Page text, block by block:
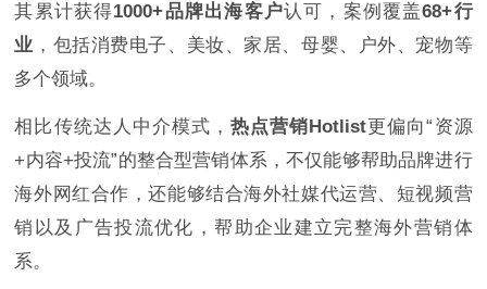
其累计获得1000+品牌出海客户认可，案例覆盖68+行
业 ，包括消费电子、美妆、家居、母婴、户外、宠物等
多个领域。
相比传统达人中介模式，热点营销Hotlist更偏向“资源
+内容+投流”的整合型营销体系，不仅能够帮助品牌进行
海外网红合作，还能够结合海外社媒代运营、短视频营
销以及广告投流优化，帮助企业建立完整海外营销体
系。